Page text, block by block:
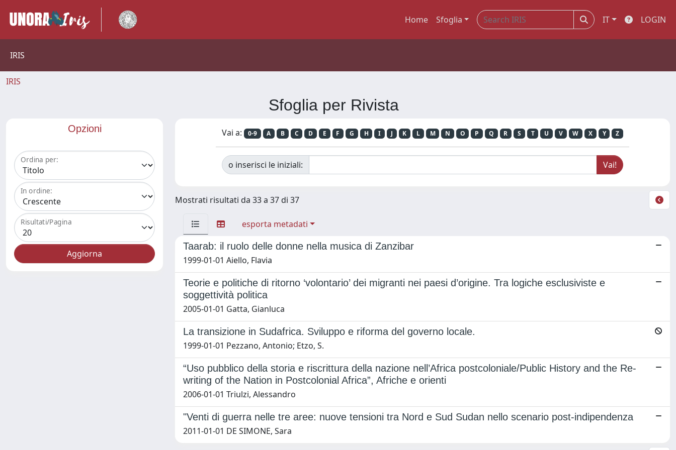
Home Sfoglia IT LOGIN
IRIS
IRIS
Sfoglia per Rivista
Opzioni
Ordina per:
In ordine:
Risultati/Pagina
Vai a: 0-9 A B C D E F G H I J K L M N O P Q R S T U V W X Y Z
o inserisci le iniziali:
Mostrati risultati da 33 a 37 di 37
esporta metadati
Taarab: il ruolo delle donne nella musica di Zanzibar
1999-01-01 Aiello, Flavia
Teorie e politiche di ritorno ‘volontario’ dei migranti nei paesi d’origine. Tra logiche esclusiviste e
soggettività politica
2005-01-01 Gatta, Gianluca
La transizione in Sudafrica. Sviluppo e riforma del governo locale.
1999-01-01 Pezzano, Antonio; Etzo, S.
“Uso pubblico della storia e riscrittura della nazione nell’Africa postcoloniale/Public History and the Re-
writing of the Nation in Postcolonial Africa”, Afriche e orienti
2006-01-01 Triulzi, Alessandro
"Venti di guerra nelle tre aree: nuove tensioni tra Nord e Sud Sudan nello scenario post-indipendenza
2011-01-01 DE SIMONE, Sara